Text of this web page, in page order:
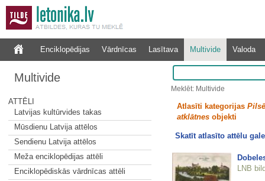
Enciklopēdijas Vārdnīcas Lasītava Multivide Valoda
Multivide
ATTĒLI
Latvijas kultūrvides takas
Mūsdienu Latvija attēlos
Sendienu Latvija attēlos
Meža enciklopēdijas attēli
Enciklopēdiskās vārdnīcas attēli
Meklēt: Multivide
Atlasīti kategorijas
atklātnesobjekti
Skatīt atlasīto attēlu
LNB